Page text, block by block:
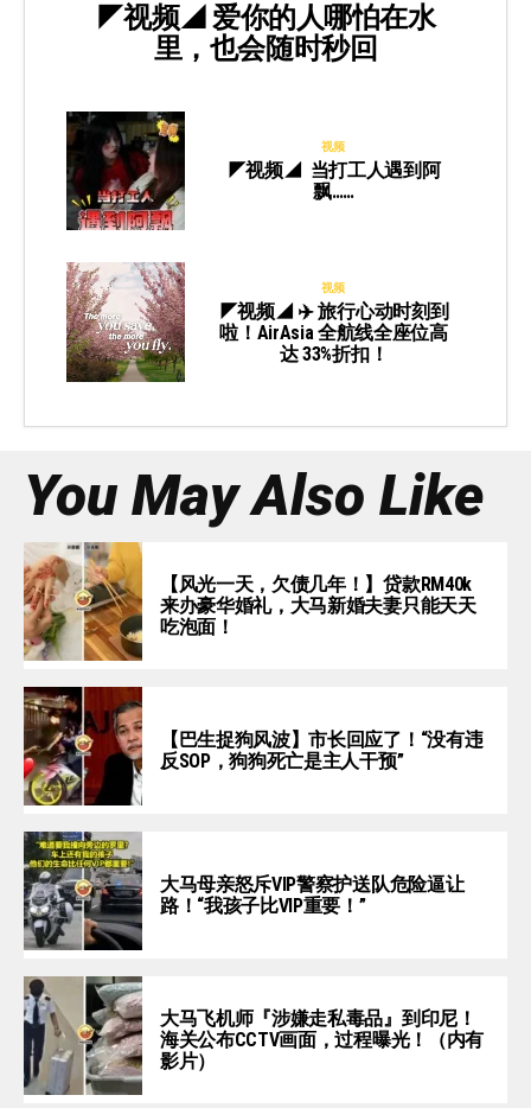
◤视频◢ 爱你的人哪怕在水
里，也会随时秒回
视频
◤视频◢ 当打工人遇到阿
飘……
视频
◤视频◢ ✈️ 旅行心动时刻到
啦！AirAsia 全航线全座位高
达 33%折扣！
You May Also Like
【风光一天，欠债几年！】贷款RM40k
来办豪华婚礼，大马新婚夫妻只能天天
吃泡面！
【巴生捉狗风波】市长回应了！“没有违
反SOP，狗狗死亡是主人干预”
大马母亲怒斥VIP警察护送队危险逼让
路！“我孩子比VIP重要！”
大马飞机师『涉嫌走私毒品』到印尼！
海关公布CCTV画面，过程曝光！（内有
影片）